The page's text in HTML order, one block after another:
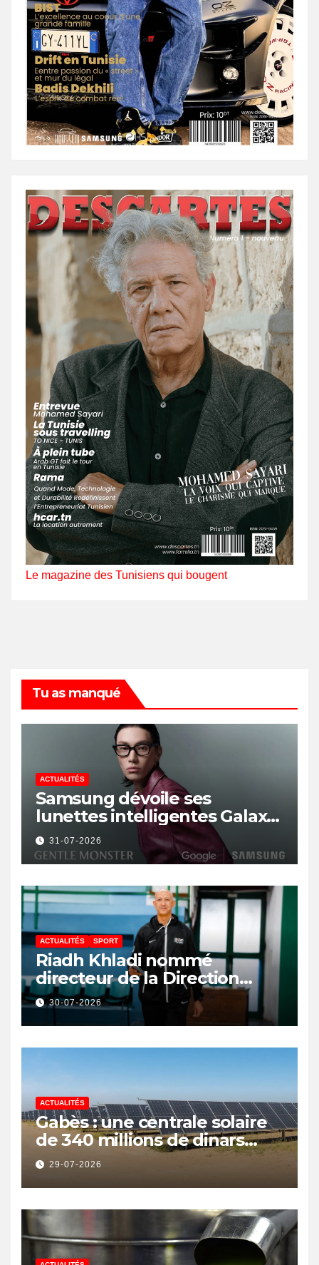
Le magazine des Tunisiens qui bougent
Tu as manqué
ACTUALITÉS
Samsung dévoile ses
lunettes intelligentes Galaxy
avec IA et Gemini
31-07-2026
ACTUALITÉS SPORT
Riadh Khladi nommé
directeur de la Direction
Nationale de l’Arbitrage
30-07-2026
ACTUALITÉS
Gabès : une centrale solaire
de 340 millions de dinars
pour renforcer la transition
énergétique et créer 400
emplois
29-07-2026